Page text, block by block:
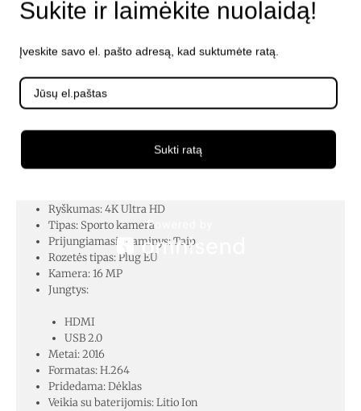
Aprašymas
Sujungimai: Wi-Fi
Charakteristikos:
LCD ekranas
Liečiamasis ekranas
Ryškumas: 4K Ultra HD
Tipas: Sporto kamera
Prijungiamasis gaminys: Taip
Rozetės tipas: Plug EU
Kamera: 16 MP
Jungtys:
HDMI
USB 2.0
Metai: 2016
Formatas: H.264
Pridedama: Dėklas
Veikia su baterijomis: Litio Ion
Sukite ir laimėkite nuolaidą!
Įveskite savo el. pašto adresą, kad suktumėte ratą.
Sukti ratą